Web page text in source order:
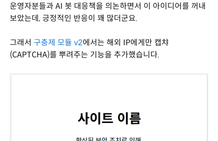
운영자분들과 AI 봇 대응책을 의논하면서 이 아이디어를 꺼내
보았는데, 긍정적인 반응이 꽤 많더군요.
그래서 구충제 모듈 v2에서는 해외 IP에게만 캡챠
(CAPTCHA)를 뿌려주는 기능을 추가했습니다.